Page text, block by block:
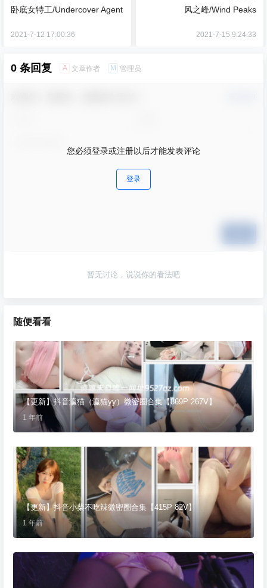
卧底女特工/Undercover Agent
2021-7-12 17:00:36
风之峰/Wind Peaks
2021-7-15 9:24:33
0 条回复 A 文章作者 M 管理员
您必须登录或注册以后才能发表评论
登录
暂无讨论，说说你的看法吧
随便看看
【更新】抖音瀛猫（瀛猫yy）微密圈合集【869P 267V】
1 年前
【更新】抖音小柴不吃辣微密圈合集【415P 82V】
1 年前